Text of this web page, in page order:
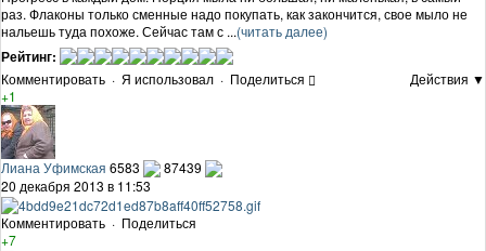
раз. Флаконы только сменные надо покупать, как закончится, свое мыло не
нальешь туда похоже. Сейчас там с ...(читать далее)
Рейтинг:
Комментировать · Я использовал · Поделиться
Действия ▼
+1
Лиана Уфимская 6583
87439
20 декабря 2013 в 11:53
Комментировать · Поделиться
+7